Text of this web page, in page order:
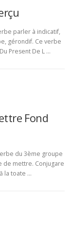
parler à indicatif,
gérondif. Ce verbe
Present De L …
Fond
du 3ème groupe
de mettre. Conjugare
la toate …